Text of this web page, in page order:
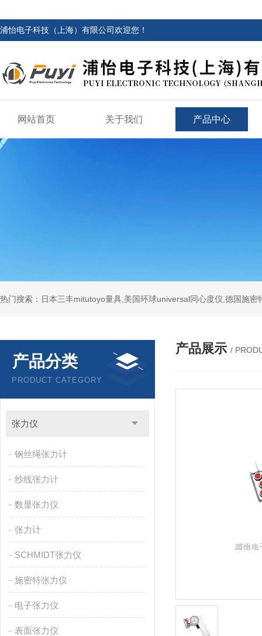
浦怡电子科技（上海）有限公司欢迎您！
网站首页 关于我们 产品中心
产品分类
PRODUCT CATEGORY
张力仪
钢丝绳张力计
纱线张力计
数显张力仪
张力计
SCHMIDT张力仪
施密特张力仪
电子张力仪
表面张力仪
产品展示 /